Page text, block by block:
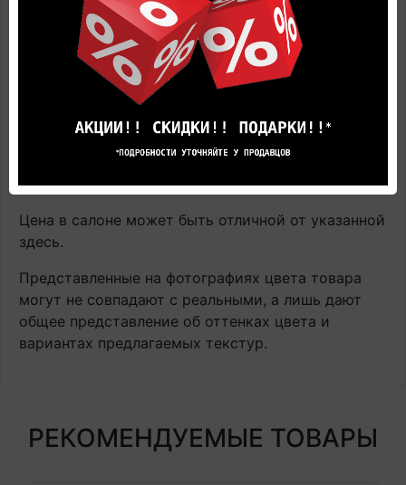
виниловый ламинат с доставкой и укладкой по
цене производителявы всегда сможете Online в
этом каталоге или в нашем салоне официального
дилера Квик Степ.
Наличие: В наличии на главном складе, срок
поставки 1-3 рабочих дня.
Оплачивайте товар онлайн. Так будет дешевле!
Цена в салоне может быть отличной от указанной
здесь.
Представленные на фотографиях цвета товара
могут не совпадают с реальными, а лишь дают
общее представление об оттенках цвета и
вариантах предлагаемых текстур.
РЕКОМЕНДУЕМЫЕ ТОВАРЫ